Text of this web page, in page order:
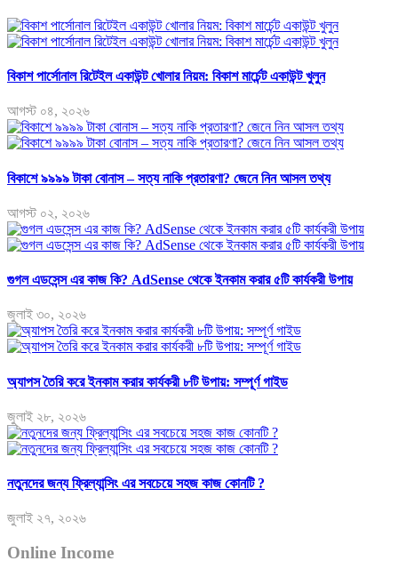
বিকাশ পার্সোনাল রিটেইল একাউন্ট খোলার নিয়ম: বিকাশ মার্চেন্ট একাউন্ট খুলুন
আগস্ট ০৪, ২০২৬
বিকাশে ৯৯৯৯ টাকা বোনাস – সত্য নাকি প্রতারণা? জেনে নিন আসল তথ্য
আগস্ট ০২, ২০২৬
গুগল এডসেন্স এর কাজ কি? AdSense থেকে ইনকাম করার ৫টি কার্যকরী উপায়
জুলাই ৩০, ২০২৬
অ্যাপস তৈরি করে ইনকাম করার কার্যকরী ৮টি উপায়: সম্পূর্ণ গাইড
জুলাই ২৮, ২০২৬
নতুনদের জন্য ফ্রিল্যান্সিং এর সবচেয়ে সহজ কাজ কোনটি ?
জুলাই ২৭, ২০২৬
Online Income